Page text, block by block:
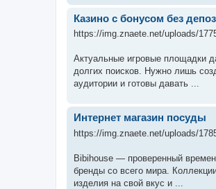
Казино с бонусом без
https://img.znaete.net/uploads/
Актуальные игровые площадки
долгих поисков. Нужно лишь
аудитории и готовы давать ...
Интернет магазин посуды
https://img.znaete.net/uploads/
Bibihouse — проверенный
бренды со всего мира.
изделия на свой вкус и ...